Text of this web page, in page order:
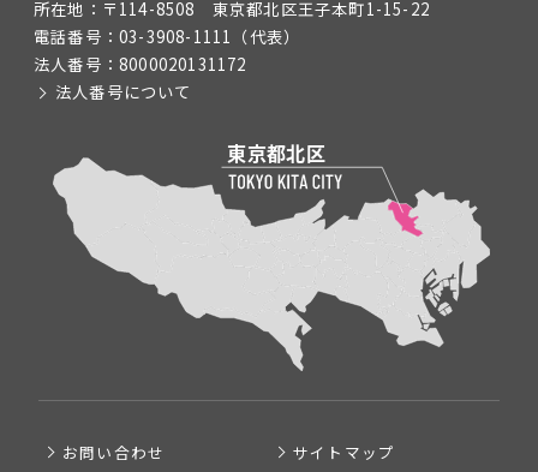
所在地： 〒114-8508 東京都北区王子本町1-15-22
電話番号： 03-3908-1111 （代表）
法人番号： 8000020131172
法人番号について
お問い合わせ サイトマップ